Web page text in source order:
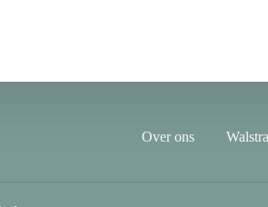
Over ons